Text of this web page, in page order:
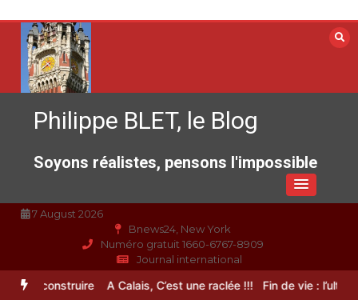
contenu
Philippe BLET, le Blog
Soyons réalistes, pensons l'impossible
7 August 2026
Bnews24, New York
Numéro gratuit 1660-6767-8909
Journal international
reconstruire A Calais, C’est une raclée !!! Fin de vie : l’ultime